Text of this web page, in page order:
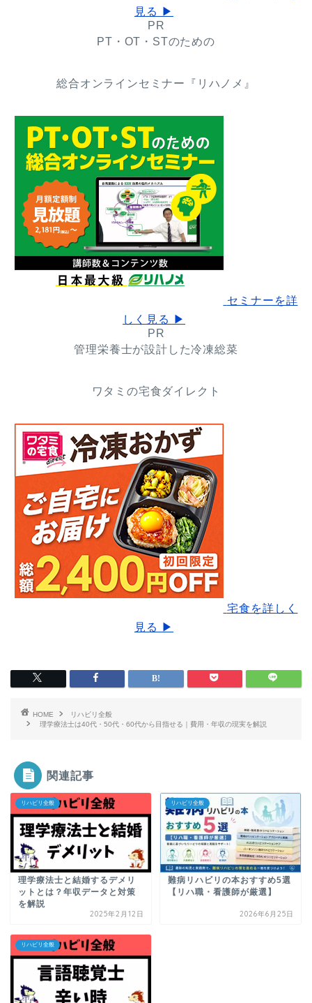
見る ▶
PR
PT・OT・STのための
総合オンラインセミナー『リハノメ』
セミナーを詳
しく見る ▶
PR
管理栄養士が設計した冷凍総菜
ワタミの宅食ダイレクト
宅食を詳しく
見る ▶
HOME
リハビリ全般
理学療法士は40代・50代・60代から目指せる｜費用・年収の現実を解説
関連記事
リハビリ全般
理学療法士と結婚するデメリ
ットとは？年収データと対策
を解説
2025年2月12日
リハビリ全般
難病リハビリの本おすすめ5選
【リハ職・看護師が厳選】
2026年6月25日
リハビリ全般